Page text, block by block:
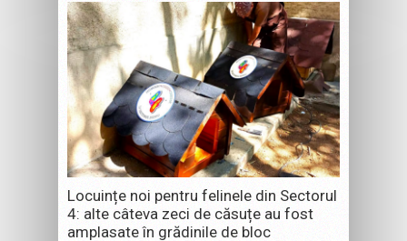
Locuințe noi pentru felinele din Sectorul
4: alte câteva zeci de căsuțe au fost
amplasate în grădinile de bloc